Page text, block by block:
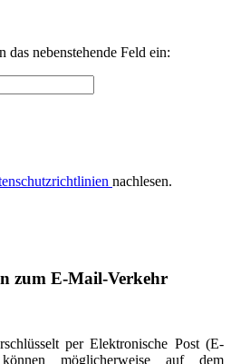
nebenstehende Feld ein:
nachlesen.
zum E-Mail-Verkehr
per Elektronische Post (E-
möglicherweise auf dem